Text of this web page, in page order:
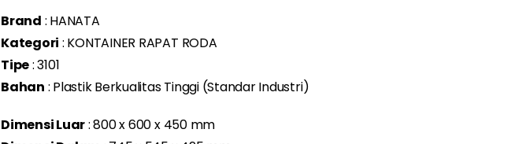
Brand : HANATA
Kategori : KONTAINER RAPAT RODA
Tipe: 3101
Bahan : Plastik Berkualitas Tinggi (Standar Industri)
Dimensi Luar: 800 x 600 x 450 mm